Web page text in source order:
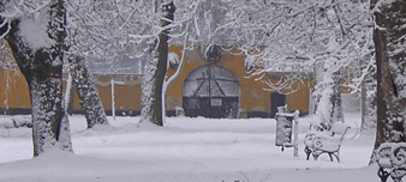
Jump to navigation